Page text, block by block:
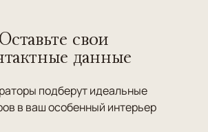
Оставьте свои
данные
подберут идеальные
в ваш особенный интерьер